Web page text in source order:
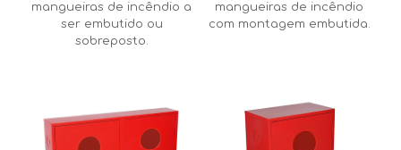
mangueiras de incêndio a
ser embutido ou
sobreposto.
mangueiras de incêndio
com montagem embutida.